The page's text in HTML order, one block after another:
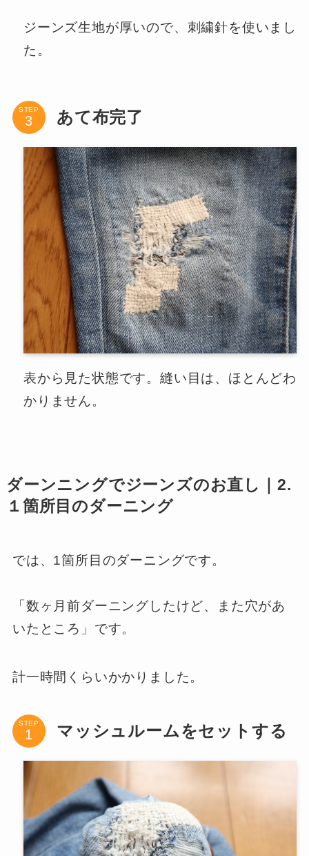
ジーンズ生地が厚いので、刺繍針を使いまし
た。
STEP あて布完了
表から見た状態です。縫い目は、ほとんどわ
かりません。
ダーンニングでジーンズのお直し｜2.
１箇所目のダーニング
では、1箇所目のダーニングです。
「数ヶ月前ダーニングしたけど、また穴があ
いたところ」です。
計一時間くらいかかりました。
STEP マッシュルームをセットする